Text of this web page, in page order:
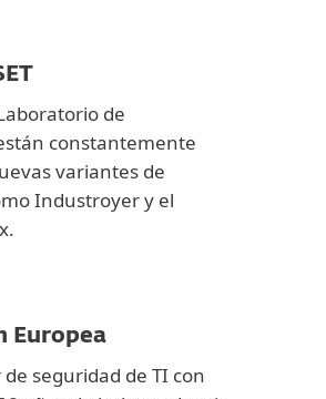
de
constantemente
variantes de
Industroyer y el
Europea
seguridad de TI con